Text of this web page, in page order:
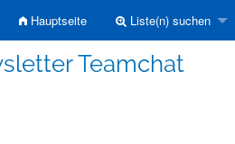
Hauptseite Liste(n) suchen
Teamchat